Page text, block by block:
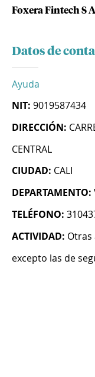
Foxera Fintech S
Datos de
Ayuda
NIT: 9019587434
DIRECCIÓN:
CENTRAL
CIUDAD: CALI
DEPARTAMENTO:
TELÉFONO:
ACTIVIDAD: Otras
excepto las de